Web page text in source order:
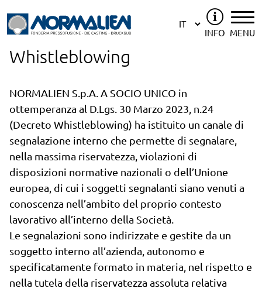
INFO MENU
Whistleblowing
NORMALIEN S.p.A. A SOCIO UNICO in
ottemperanza al D.Lgs. 30 Marzo 2023, n.24
(Decreto Whistleblowing) ha istituito un canale di
segnalazione interno che permette di segnalare,
nella massima riservatezza, violazioni di
disposizioni normative nazionali o dell’Unione
europea, di cui i soggetti segnalanti siano venuti a
conoscenza nell’ambito del proprio contesto
lavorativo all’interno della Società.
Le segnalazioni sono indirizzate e gestite da un
soggetto interno all’azienda, autonomo e
specificatamente formato in materia, nel rispetto e
nella tutela della riservatezza assoluta relativa